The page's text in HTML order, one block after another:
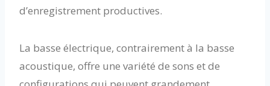
d’enregistrement productives.
La basse électrique, contrairement à la basse
acoustique, offre une variété de sons et de